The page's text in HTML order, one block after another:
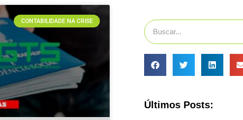
CONTABILIDADE NA CRISE
Últimos Posts: